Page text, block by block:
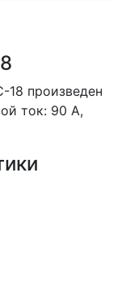
произведен
ток: 90 A,